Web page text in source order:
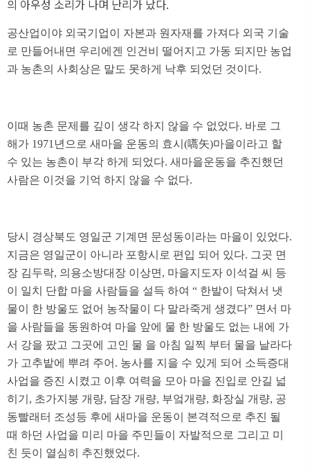
의 아우성 소리가 나며 난리가 났다.
공산업이야 외국기업이 자본과 원자재를 가져다 외국 기술
로 만들어내면 우리에겐 인건비 떨어지고 가동 되지만 농업
과 농촌의 사회상은 말도 못하게 낙후 되었던 것이다.
이때 농촌 문제를 깊이 생각 하지 않을 수 없었다. 바로 그
해가 1971년으로 새마을 운동의 효시(嚆矢)마을이라고 할
수 있는 농촌이 부각 하게 되었다. 새마을운동을 추진했던
사람은 이것을 기억 하지 않을 수 없다.
당시 경상북도 영일군 기계면 문성동이라는 마을이 있었다.
지금은 영일군이 아니라 포항시로 편입 되어 있다. 그곳 면
장 김두락, 의용소방대장 이상면, 마을지도자 이석걸 씨 등
이 일치 단합 마을 사람들을 설득 하여 “ 한발이 닥쳐서 냇
물이 한 방울도 없어 농작물이 다 말라죽게 생겼다” 면서 마
을 사람들을 동원하여 마을 앞에 물 한 방울도 없는 내에 가
서 강을 팠고 그곳에 고인 물 을 아침 일찍 부터 물을 날라다
가 고추밭에 뿌려 주어. 농사를 지을 수 있게 되어 소득증대
사업을 증진 시켰고 이후 여력을 모아 마을 진입로 안길 넓
히기, 초가지붕 개량, 담장 개량, 부엌개량, 화장실 개량, 공
동빨래터 조성등 후에 새마을 운동이 본격적으로 추진 될
때 하던 사업을 미리 마을 주민들이 자발적으로 그리고 미
친 듯이 열심히 추진했었다.